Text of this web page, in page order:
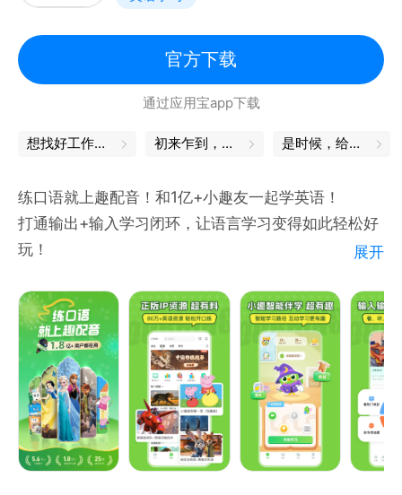
· 可自定义词书，收藏生词、易错词等
· 内置四六级、考研、雅思、托福、初高中等丰富词库
【真题题库，备考更有针对性】
【10亿+用户的专业选择】
· 网易有道深耕教育科技与语言学习领域20年，推出国
内首个教育领域大模型「子曰」大模型，翻译质量位居
全球前列
· 2023-2025连续3年获评【Quest Mobile行业用户
规模NO.1】
官方下载
通过应用宝app下载
想找好工作？试试这款APP 初来乍到，一定不能错过的小技巧 是时候，给自己充充电了
练口语就上趣配音！和1亿+小趣友一起学英语！
打通输出+输入学习闭环，让语言学习变得如此轻松好
玩！
语！
------在英语趣配音可以做什么？------
玩着就可以学英语！
【练口语】为经典内容配音学英语，百万素材选你选，
影视剧库、热门动漫、经典动画、英文歌曲、同步教
材……
展开